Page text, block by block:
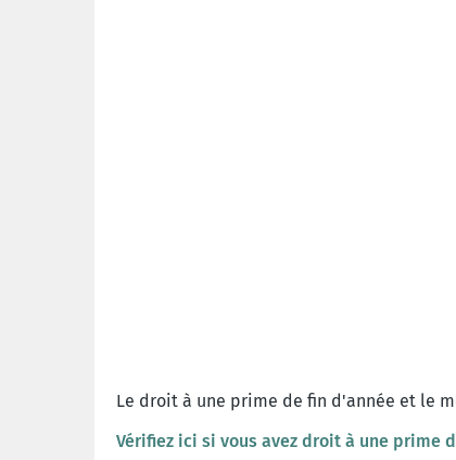
Le droit à une prime de fin d'année et le
Vérifiez ici si vous avez droit à une prime